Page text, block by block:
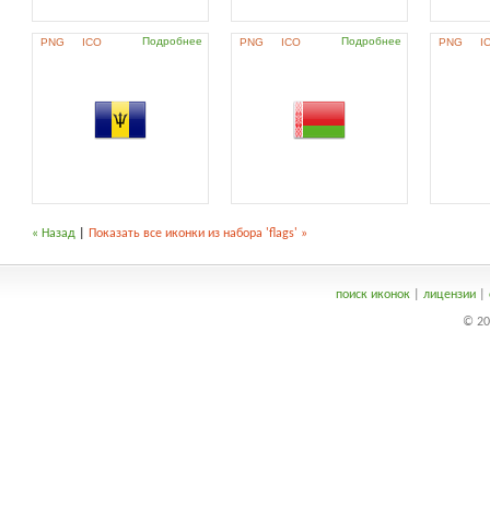
PNG ICO Подробнее PNG ICO Подробнее PNG
« Назад Показать все иконки из набора 'flags' »
поиск иконок| лицензии|
©